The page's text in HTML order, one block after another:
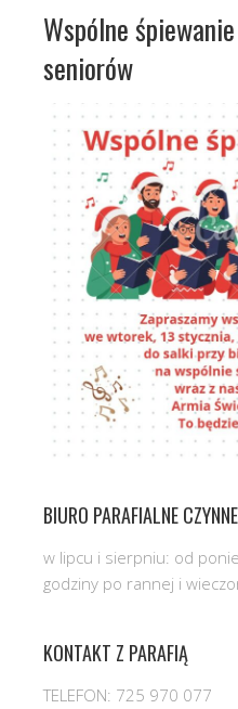
Wspólne
seniorów
BIURO PARAFIALNE CZYNNE
w lipcu i sierpniu: od
godziny po rannej i
KONTAKT Z PARAFIĄ
TELEFON: 725 970 077